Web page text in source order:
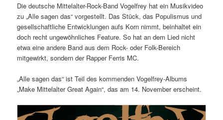
Die deutsche Mittelalter-Rock-Band Vogelfrey hat ein Musikvideo
zu „Alle sagen das“ vorgestellt. Das Stück, das Populismus und
gesellschaftliche Entwicklungen aufs Korn nimmt, beinhaltet ein
doch recht ungewöhnliches Feature. So hat an dem Lied nicht
etwa eine andere Band aus dem Rock- oder Folk-Bereich
mitgewirkt, sondern der Rapper Ferris MC.
„Alle sagen das“ ist Teil des kommenden Vogelfrey-Albums
„Make Mittelalter Great Again“, das am 14. November erscheint.